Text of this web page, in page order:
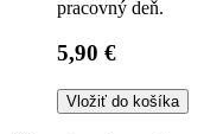
pracovný deň.
5,90 €
Vložiť do košíka